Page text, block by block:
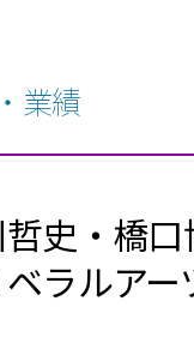
業績
史・橋
ラルア